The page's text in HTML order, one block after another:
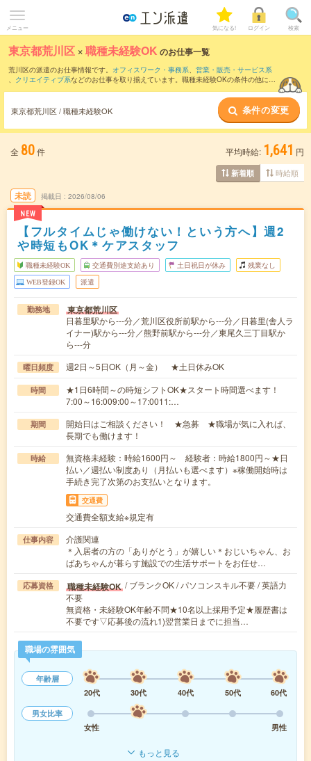
メニュー 気になる! ログイン 検索
東京都荒川区 ×職種未経験OK のお仕事一覧
荒川区の派遣のお仕事情報です。 オフィスワーク・事務系、 営業・販売・サービス系
、 クリエイティブ系などのお仕事を取り揃えています。職種未経験OKの条件の他に、
東京都荒川区 / 職種未経験OK 条件の変更
全 80件 平均時給: 1,641 円
新着順 時給順
未読
NEW
掲載日 2026/08/06
【フルタイムじゃ働けない！という方へ】週2
や時短もOK＊ケアスタッフ
職種未経験OK 交通費別途支給あり 土日祝日が休み 残業なし
WEB登録OK 派遣
勤務地 東京都荒川区
日暮里駅から---分／荒川区役所前駅から---分／日暮里(舎人ラ
イナー)駅から---分／熊野前駅から---分／東尾久三丁目駅か
ら---分
曜日頻度 週2日～5日OK（月～金） ★土日休みOK
時間
★1日6時間～の時短シフトOK★スタート時間選べます！
7:00～16:009:00～17:0011:…
期間
開始日はご相談ください！ ★急募 ★職場が気に入れば、
長期でも働けます！
時給
無資格未経験：時給1600円～ 経験者：時給1800円～★日
払い／週払い制度あり（月払いも選べます）※稼働開始時は
手続き完了次第のお支払いとなります。
交通費
交通費全額支給※規定有
仕事内容
介護関連
＊入居者の方の「ありがとう」が嬉しい＊おじいちゃん、お
ばあちゃんが暮らす施設での生活サポートをお任せ…
応募資格 職種未経験OK / ブランクOK / パソコンスキル不要 / 英語力
不要
無資格・未経験OK年齢不問★10名以上採用予定★履歴書は
不要です▽応募後の流れ1)翌営業日までに担当…
職場の雰囲気
年齢層
20代
30代 40代 50代
60代
男女比率
女性
男性
もっと見る